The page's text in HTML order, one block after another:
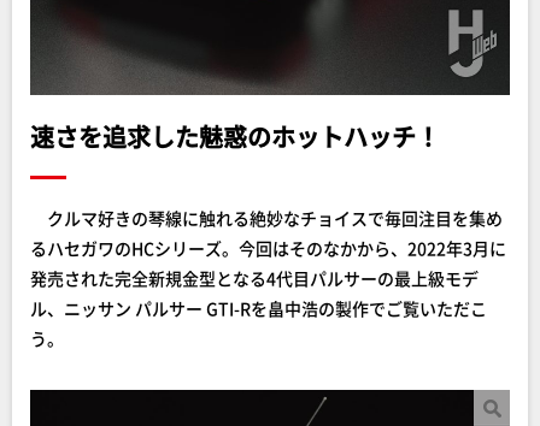
速さを追求した魅惑のホットハッチ！
クルマ好きの琴線に触れる絶妙なチョイスで毎回注目を集め
るハセガワのHCシリーズ。今回はそのなかから、2022年3月に
発売された完全新規金型となる4代目パルサーの最上級モデ
ル、ニッサン パルサー GTI-Rを畠中浩の製作でご覧いただこ
う。